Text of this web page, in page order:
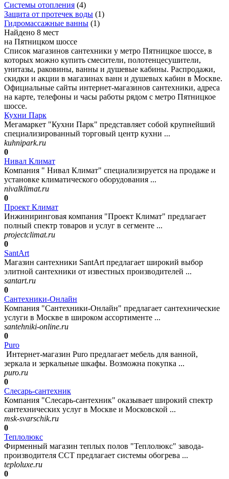
Системы отопления (4)
Защита от протечек воды (1)
Гидромассажные ванны (1)
Найдено 8 мест
на Пятницком шоссе
Список магазинов сантехники у метро Пятницкое шоссе, в
которых можно купить смесители, полотенцесушители,
унитазы, раковины, ванны и душевые кабины. Распродажи,
скидки и акции в магазинах ванн и душевых кабин в Москве.
Официальные сайты интернет-магазинов сантехники, адреса
на карте, телефоны и часы работы рядом с метро Пятницкое
шоссе.
Кухни Парк
Мегамаркет "Кухни Парк" представляет собой крупнейший
специализированный торговый центр кухни ...
kuhnipark.ru
0
Нивал Климат
Компания " Нивал Климат" специализируется на продаже и
установке климатического оборудования ...
nivalklimat.ru
0
Проект Климат
Инжиниринговая компания "Проект Климат" предлагает
полный спектр товаров и услуг в сегменте ...
projectclimat.ru
0
SantArt
Магазин сантехники SantArt предлагает широкий выбор
элитной сантехники от известных производителей ...
santart.ru
0
Сантехники-Онлайн
Компания "Сантехники-Онлайн" предлагает сантехнические
услуги в Москве в широком ассортименте ...
santehniki-online.ru
0
Puro
Интернет-магазин Puro предлагает мебель для ванной,
зеркала и зеркальные шкафы. Возможна покупка ...
puro.ru
0
Слесарь-сантехник
Компания "Слесарь-сантехник" оказывает широкий спектр
сантехнических услуг в Москве и Московской ...
msk-svarschik.ru
0
Теплолюкс
Фирменный магазин теплых полов "Теплолюкс" завода-
производителя ССТ предлагает системы обогрева ...
teploluxe.ru
0